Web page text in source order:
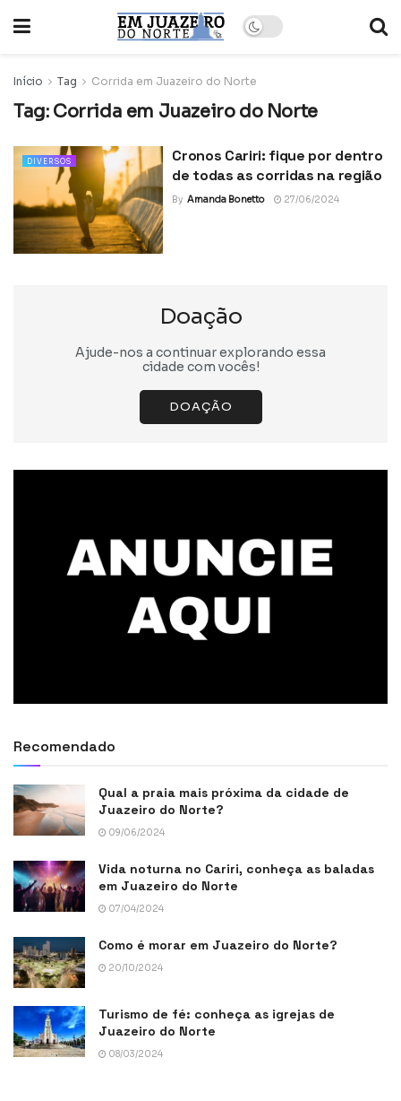
Início Tag Corrida em Juazeiro do Norte
Tag: Corrida em Juazeiro do Norte
DIVERSOS
Cronos Cariri: fique por dentro
de todas as corridas na região
By Amanda Bonetto 27/06/2024
Doação
Ajude-nos a continuar explorando essa
cidade com vocês!
DOAÇÃO
Recomendado
Qual a praia mais próxima da cidade de
Juazeiro do Norte?
09/06/2024
Vida noturna no Cariri, conheça as baladas
em Juazeiro do Norte
07/04/2024
Como é morar em Juazeiro do Norte?
20/10/2024
Turismo de fé: conheça as igrejas de
Juazeiro do Norte
08/03/2024